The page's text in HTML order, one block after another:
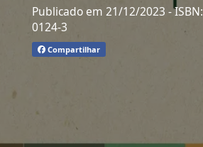
Publicado em 21/12/2023 -
0124-3
Compartilhar